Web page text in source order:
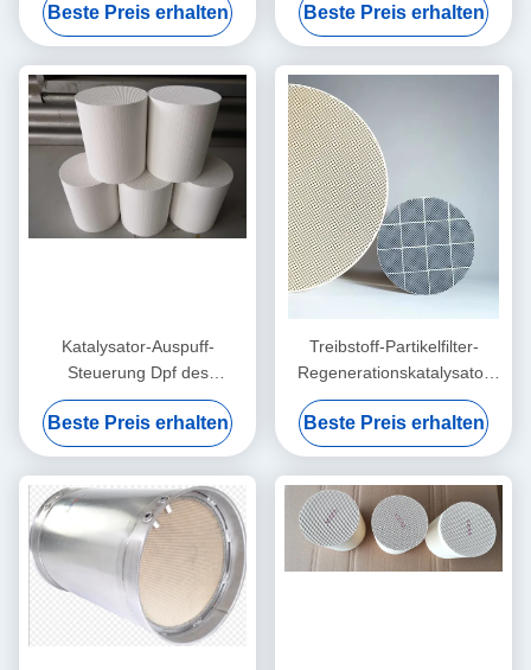
Benzin-Schwefel-P.M.
Beste Preis erhalten
Regenerationspassiven
Beste Preis erhalten
Katalysator-Auspuff-
Steuerung Dpf des
Automobil-200cpsi auf
Treibstoff-Auto-Passagier
Beste Preis erhalten
Treibstoff-Partikelfilter-
Regenerationskatalysator
Ppf Dpf auf Auto-Euro 6 VI
Beste Preis erhalten